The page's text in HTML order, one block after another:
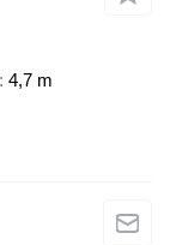
4,7 m